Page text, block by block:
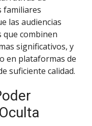
familiares
las audiencias
que combinen
significativos, y
en plataformas de
suficiente calidad.